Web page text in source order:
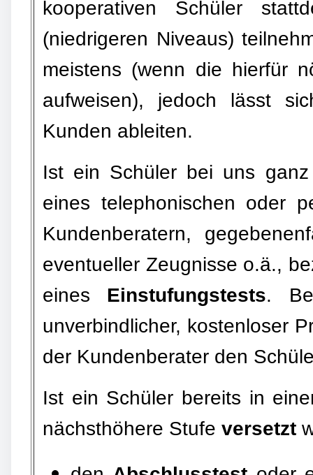
kooperativen Schüler
(niedrigeren Niveaus)
meistens (wenn die hierfür
aufweisen), jedoch lässt
Kunden ableiten.
Ist ein Schüler bei uns
eines telephonischen oder
Kundenberatern,
eventueller Zeugnisse o.ä.,
eines Einstufungstests.
unverbindlicher, kostenloser
der Kundenberater den
Ist ein Schüler bereits in
nächsthöhere Stufe versetzt